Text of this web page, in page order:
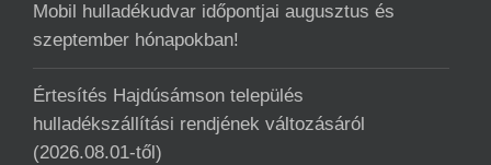
Mobil hulladékudvar ️időpontjai augusztus és
szeptember hónapokban!
Értesítés Hajdúsámson település
hulladékszállítási rendjének változásáról
(2026.08.01-től)